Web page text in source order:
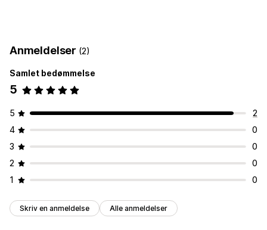
Anmeldelser (2)
Samlet bedømmelse
5
5
2
4
0
3
0
2
0
1
0
Skriv en anmeldelse Alle anmeldelser